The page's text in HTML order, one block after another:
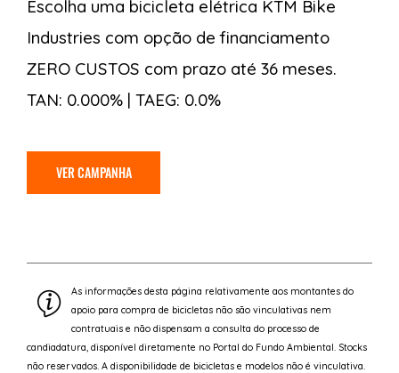
Escolha uma bicicleta elétrica KTM Bike
Industries com opção de financiamento
ZERO CUSTOS com prazo até 36 meses.
TAN: 0.000% | TAEG: 0.0%
VER CAMPANHA
As informações desta página relativamente aos montantes do
apoio para compra de bicicletas não são vinculativas nem
contratuais e não dispensam a consulta do processo de
candiadatura, disponível diretamente no Portal do Fundo Ambiental. Stocks
não reservados. A disponibilidade de bicicletas e modelos não é vinculativa.